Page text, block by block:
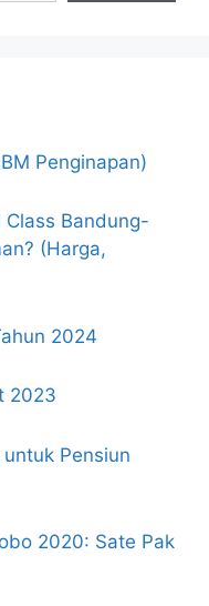
Penginapan)
Class Bandung-
(Harga,
2024
2023
Pensiun
2020: Sate Pak